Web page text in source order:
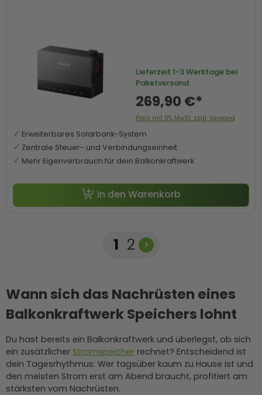
Lieferzeit 1-3 Werktage bei
Paketversand
269,90 €*
Preis mit 0% MwSt. zzgl. Versand
Erweiterbares Solarbank-System
Zentrale Steuer- und Verbindungseinheit
Mehr Eigenverbrauch für dein Balkonkraftwerk
In den Warenkorb
Seite
1 Seite
2
Wann sich das Nachrüsten eines
Balkonkraftwerk Speichers lohnt
Du hast bereits ein Balkonkraftwerk und überlegst, ob sich
ein zusätzlicher Stromspeicher rechnet? Entscheidend ist
dein Tagesrhythmus: Wer tagsüber kaum zu Hause ist und
den meisten Strom erst am Abend braucht, profitiert am
stärksten vom Nachrüsten.